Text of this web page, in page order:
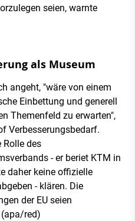
seien, warnte
als Museum
angeht, "wäre von einem
Einbettung und generell
Themenfeld zu erwarten",
Verbesserungsbedarf.
Rolle des
- er beriet KTM in
daher keine offizielle
- klären. Die
der EU seien
red)